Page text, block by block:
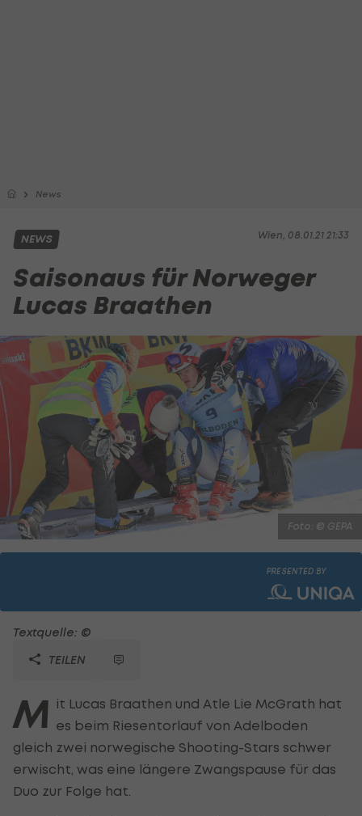
News
Wien, 08.01.21 21:33
NEWS
Saisonaus für Norweger
Lucas Braathen
Foto: © GEPA
PRESENTED BY
Textquelle: ©
TEILEN
M it Lucas Braathen und Atle Lie McGrath hat
es beim Riesentorlauf von Adelboden
gleich zwei norwegische Shooting-Stars schwer
erwischt, was eine längere Zwangspause für das
Duo zur Folge hat.